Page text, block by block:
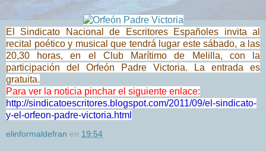
El Sindicato Nacional de Escritores Españoles invita al
recital poético y musical que tendrá lugar este sábado, a las
20,30 horas, en el Club Marítimo de Melilla, con la
participación del Orfeón Padre Victoria. La entrada es
gratuita.
Para ver la noticia pinchar el siguiente enlace:
http://sindicatoescritores.blogspot.com/2011/09/el-sindicato-
y-el-orfeon-padre-victoria.html
elinformaldefran en 19:54